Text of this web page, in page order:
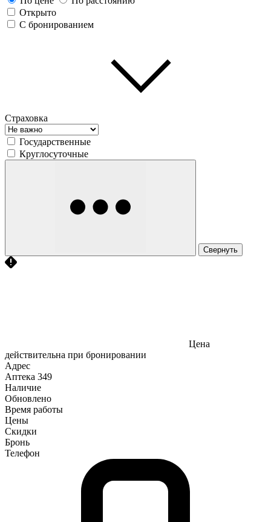
Открыто
С бронированием
Страховка
Государственные
Круглосуточные
Свернуть
Цена
действительна при бронировании
Адрес
Аптека 349
Наличие
Обновлено
Время работы
Цены
Скидки
Бронь
Телефон